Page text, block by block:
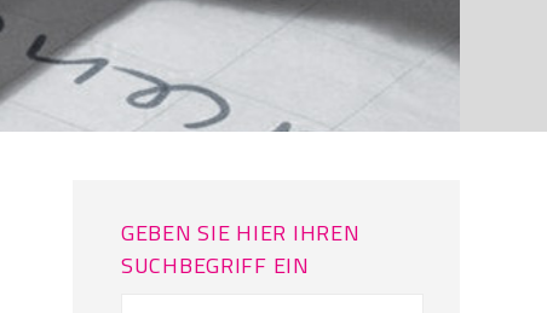
GEBEN SIE HIER IHREN
SUCHBEGRIFF EIN